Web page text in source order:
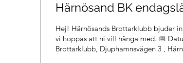
Härnösand BK
Hej! Härnösands Brottarklubb bjuder in
vi hoppas att ni vill hänga med. 📅 Datum: 14 mars📍 Plats:
Brottarklubb, Djuphamnsvägen 3 ,